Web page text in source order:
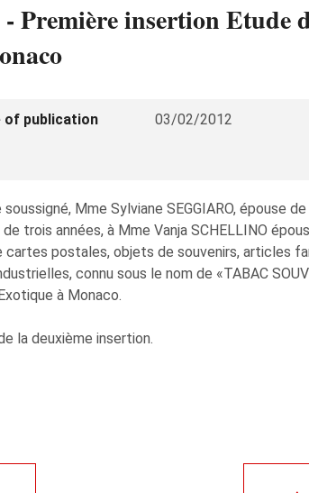
insertion Etude
of publication 03/02/2012
Mme Sylviane SEGGIARO, épouse
trois années, à Mme Vanja SCHELLINO
postales, objets de souvenirs, articles
connu sous le nom de «TABAC
à Monaco.
la deuxième insertion.